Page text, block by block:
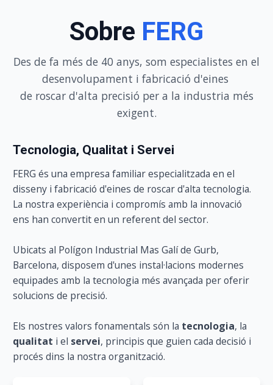
Sobre FERG
Des de fa més de 40 anys, som especialistes en el
desenvolupament i fabricació d'eines
de roscar d'alta precisió per a la industria més
exigent.
Tecnologia, Qualitat i Servei
FERG és una empresa familiar especialitzada en el
disseny i fabricació d'eines de roscar d'alta tecnologia.
La nostra experiència i compromís amb la innovació
ens han convertit en un referent del sector.
Ubicats al Polígon Industrial Mas Galí de Gurb,
Barcelona, disposem d'unes instal·lacions modernes
equipades amb la tecnologia més avançada per oferir
solucions de precisió.
Els nostres valors fonamentals són la tecnologia, la
qualitat i el servei, principis que guien cada decisió i
procés dins la nostra organització.